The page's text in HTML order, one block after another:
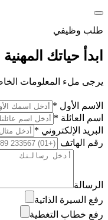
طلب وظيفي
ابدأ حياتك المهنية
يرجى ملء المعلومات
الاسم الأول *
اسم العائلة *
البريد الإلكتروني *
رقم الهاتف
الرسالة
رفع السيرة الذاتية
رفع خطاب التغطية